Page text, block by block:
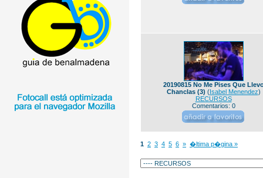
20190815 No Me Pises Que
Chanclas (3) (Isabel Menendez)
RECURSOS
Comentarios: 0
1 2 3 4 5 6 » �ltima p�gina »